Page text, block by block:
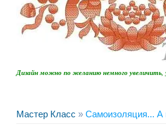
Дизайн можно по желанию немного
Мастер Класс » Самоизоляция...